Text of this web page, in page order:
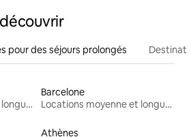
pour des séjours prolongés
Locations moyenne et longue durée
Barcelone
Locations moyenne et longue durée
Athènes